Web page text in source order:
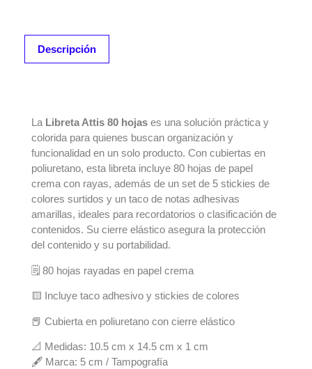
Descripción
La Libreta Attis 80 hojas es una solución práctica y
colorida para quienes buscan organización y
funcionalidad en un solo producto. Con cubiertas en
poliuretano, esta libreta incluye 80 hojas de papel
crema con rayas, además de un set de 5 stickies de
colores surtidos y un taco de notas adhesivas
amarillas, ideales para recordatorios o clasificación de
contenidos. Su cierre elástico asegura la protección
del contenido y su portabilidad.
🗒️ 80 hojas rayadas en papel crema
🟨 Incluye taco adhesivo y stickies de colores
📕 Cubierta en poliuretano con cierre elástico
📐 Medidas: 10.5 cm x 14.5 cm x 1 cm
🖋️ Marca: 5 cm / Tampografía